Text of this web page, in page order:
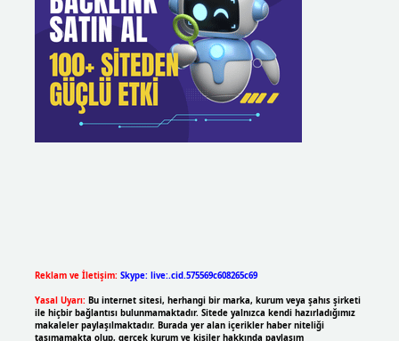
Reklam ve İletişim: Skype: live:.cid.575569c608265c69
Yasal Uyarı: Bu internet sitesi, herhangi bir marka, kurum veya şahıs şirketi
ile hiçbir bağlantısı bulunmamaktadır. Sitede yalnızca kendi hazırladığımız
makaleler paylaşılmaktadır. Burada yer alan içerikler haber niteliği
taşımamakta olup, gerçek kurum ve kişiler hakkında paylaşım